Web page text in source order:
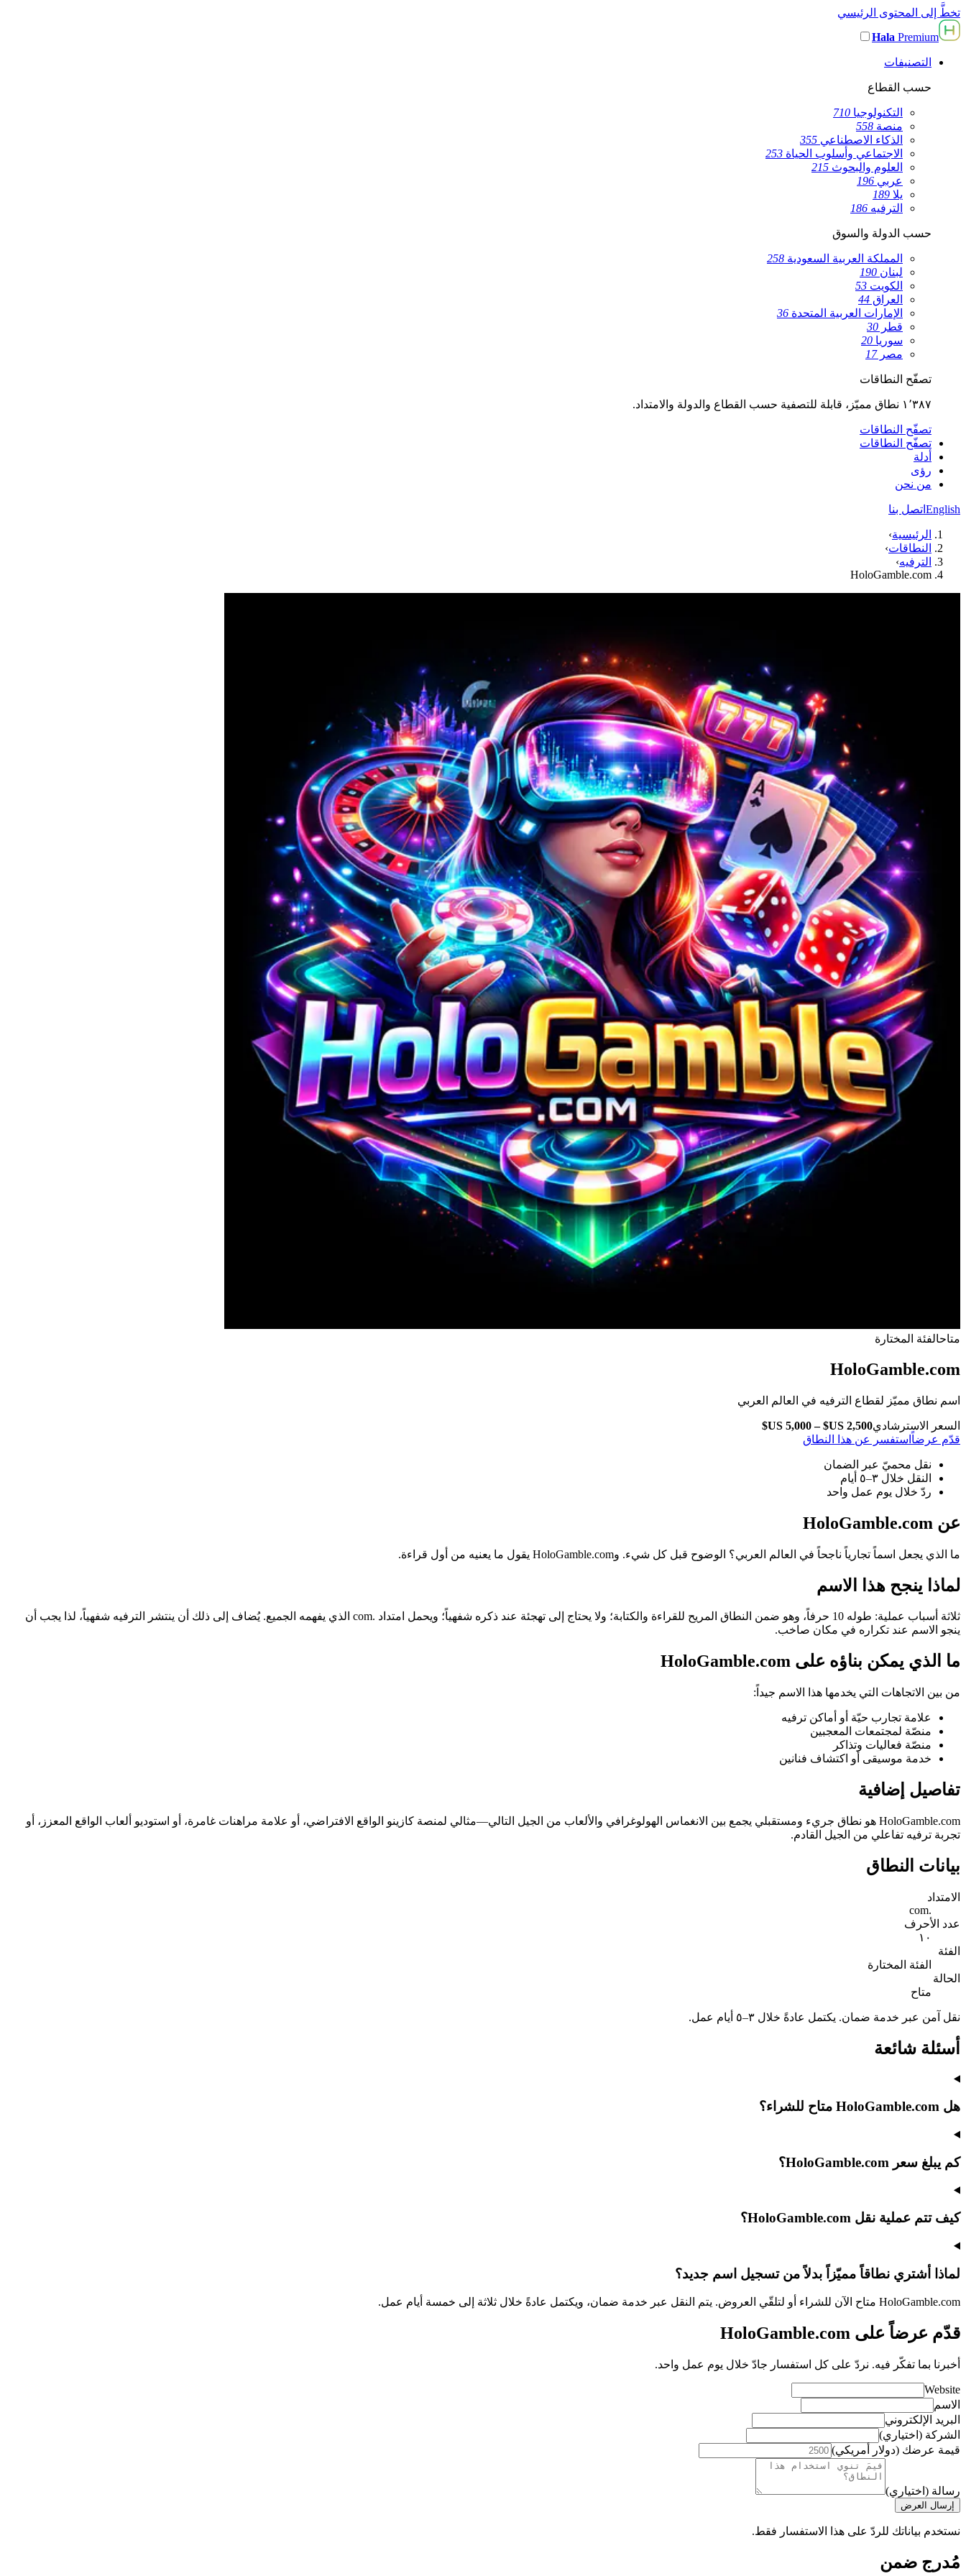
تخطَّ إلى المحتوى الرئيسي
Hala Premium
التصنيفات
حسب القطاع
التكنولوجيا 710
منصة 558
الذكاء الاصطناعي 355
الاجتماعي وأسلوب الحياة 253
العلوم والبحوث 215
عربي 196
يلا 189
الترفيه 186
حسب الدولة والسوق
المملكة العربية السعودية 258
لبنان 190
الكويت 53
العراق 44
الإمارات العربية المتحدة 36
قطر 30
سوريا 20
مصر17
تصفّح النطاقات
١٬٣٨٧ نطاق مميّز، قابلة للتصفية حسب القطاع والدولة والامتداد.
تصفّح النطاقات
تصفّح النطاقات
أدلة
رؤى
من نحن
English اتصل بنا
الرئيسية›
النطاقات›
الترفيه›
HoloGamble.com
متاحالفئة المختارة
HoloGamble.com
اسم نطاق مميّز لقطاع الترفيه في العالم العربي
السعر الاسترشادي
قدّم عرضاً استفسر عن هذا النطاق
نقل محميّ عبر الضمان
النقل خلال ٣–٥ أيام
ردّ خلال يوم عمل واحد
عن HoloGamble.com
ما الذي يجعل اسماً تجارياً ناجحاً في العالم العربي؟ الوضوح قبل كل شيء. وHoloGamble.com يقول ما يعنيه من أول قراءة.
لماذا ينجح هذا الاسم
ثلاثة أسباب عملية: طوله 10 حرفاً، وهو ضمن النطاق المريح للقراءة والكتابة؛ ولا يحتاج إلى تهجئة عند ذكره شفهياً؛ ويحمل امتداد .com الذي يفهمه الجميع. يُضاف إلى ذلك أن ينتشر الترفيه شفهياً، لذا يجب أن
ينجو الاسم عند تكراره في مكان صاخب.
ما الذي يمكن بناؤه على HoloGamble.com
من بين الاتجاهات التي يخدمها هذا الاسم جيداً:
علامة تجارب حيّة أو أماكن ترفيه
منصّة لمجتمعات المعجبين
منصّة فعاليات وتذاكر
خدمة موسيقى أو اكتشاف فنانين
تفاصيل إضافية
HoloGamble.com هو نطاق جريء ومستقبلي يجمع بين الانغماس الهولوغرافي والألعاب من الجيل التالي—مثالي لمنصة كازينو الواقع الافتراضي، أو علامة مراهنات غامرة، أو استوديو ألعاب الواقع المعزز، أو
تجربة ترفيه تفاعلي من الجيل القادم.
بيانات النطاق
الامتداد
.com
عدد الأحرف
١٠
الفئة
الفئة المختارة
الحالة
متاح
نقل آمن عبر خدمة ضمان. يكتمل عادةً خلال ٣–٥ أيام عمل.
أسئلة شائعة
هل HoloGamble.com متاح للشراء؟
كم يبلغ سعر HoloGamble.com؟
كيف تتم عملية نقل HoloGamble.com؟
لماذا أشتري نطاقاً مميّزاً بدلاً من تسجيل اسم جديد؟
HoloGamble.com متاح الآن للشراء أو لتلقّي العروض. يتم النقل عبر خدمة ضمان، ويكتمل عادةً خلال ثلاثة إلى خمسة أيام عمل.
قدّم عرضاً على HoloGamble.com
أخبرنا بما تفكّر فيه. نردّ على كل استفسار جادّ خلال يوم عمل واحد.
Website
الاسم
البريد الإلكتروني
الشركة (اختياري)
قيمة عرضك (دولار أمريكي)
رسالة (اختياري)
إرسال العرض
نستخدم بياناتك للردّ على هذا الاستفسار فقط.
مُدرج ضمن